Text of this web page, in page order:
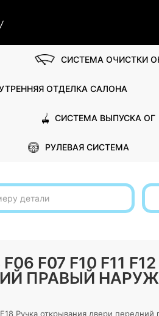
СИСТЕМА ОЧИСТКИ
ОТДЕЛКА САЛОНА
СИСТЕМА ВЫПУСКА ОГ
РУЛЕВАЯ СИСТЕМА
F06 F07 F10 F11
ПРАВЫЙ
Ручка открывания двери